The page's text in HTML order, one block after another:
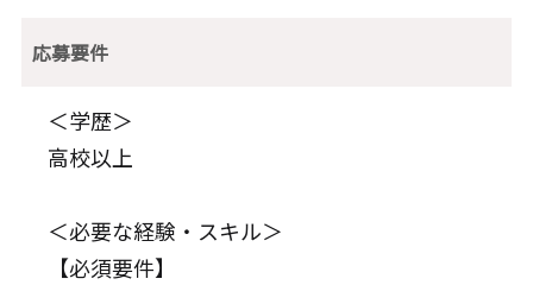
応募要件
＜学歴＞
高校以上
＜必要な経験・スキル＞
【必須要件】